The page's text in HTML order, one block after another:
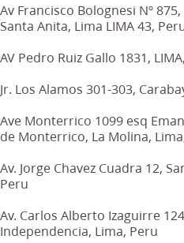
Av Francisco Bolognesi Nº
Santa Anita, Lima LIMA 43,
AV Pedro Ruiz Gallo 1831,
Jr. Los Alamos 301-303,
Ave Monterrico 1099 esq
de Monterrico, La Molina,
Av. Jorge Chavez Cuadra 12,
Peru
Av. Carlos Alberto Izaguirre
Independencia, Lima, Peru